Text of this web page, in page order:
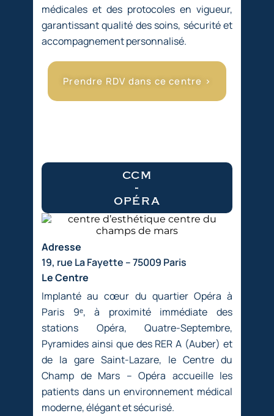
médicales et des protocoles en vigueur,
garantissant qualité des soins, sécurité et
accompagnement personnalisé.
Prendre RDV dans ce centre >
ccm
-
opéra
Adresse
19, rue La Fayette – 75009 Paris
Le Centre
Implanté au cœur du quartier Opéra à
Paris 9ᵉ, à proximité immédiate des
stations Opéra, Quatre-Septembre,
Pyramides ainsi que des RER A (Auber) et
de la gare Saint-Lazare, le Centre du
Champ de Mars – Opéra accueille les
patients dans un environnement médical
moderne, élégant et sécurisé.